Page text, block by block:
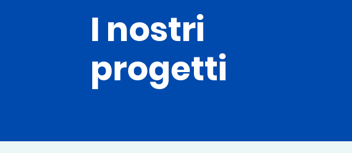
I nostri
progetti